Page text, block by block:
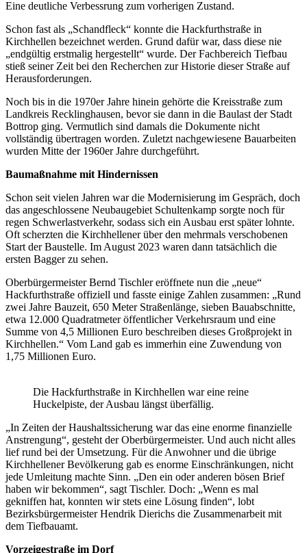
Eine deutliche Verbessrung zum vorherigen Zustand.
Schon fast als „Schandfleck“ konnte die Hackfurthstraße in
Kirchhellen bezeichnet werden. Grund dafür war, dass diese nie
„endgültig erstmalig hergestellt“ wurde. Der Fachbereich Tiefbau
stieß seiner Zeit bei den Recherchen zur Historie dieser Straße auf
Herausforderungen.
Noch bis in die 1970er Jahre hinein gehörte die Kreisstraße zum
Landkreis Recklinghausen, bevor sie dann in die Baulast der Stadt
Bottrop ging. Vermutlich sind damals die Dokumente nicht
vollständig übertragen worden. Zuletzt nachgewiesene Bauarbeiten
wurden Mitte der 1960er Jahre durchgeführt.
Baumaßnahme mit Hindernissen
Schon seit vielen Jahren war die Modernisierung im Gespräch, doch
das angeschlossene Neubaugebiet Schultenkamp sorgte noch für
regen Schwerlastverkehr, sodass sich ein Ausbau erst später lohnte.
Oft scherzten die Kirchhellener über den mehrmals verschobenen
Start der Baustelle. Im August 2023 waren dann tatsächlich die
ersten Bagger zu sehen.
Oberbürgermeister Bernd Tischler eröffnete nun die „neue“
Hackfurthstraße offiziell und fasste einige Zahlen zusammen: „Rund
zwei Jahre Bauzeit, 650 Meter Straßenlänge, sieben Bauabschnitte,
etwa 12.000 Quadratmeter öffentlicher Verkehrsraum und eine
Summe von 4,5 Millionen Euro beschreiben dieses Großprojekt in
Kirchhellen.“ Vom Land gab es immerhin eine Zuwendung von
1,75 Millionen Euro.
Die Hackfurthstraße in Kirchhellen war eine reine
Huckelpiste, der Ausbau längst überfällig.
„In Zeiten der Haushaltssicherung war das eine enorme finanzielle
Anstrengung“, gesteht der Oberbürgermeister. Und auch nicht alles
lief rund bei der Umsetzung. Für die Anwohner und die übrige
Kirchhellener Bevölkerung gab es enorme Einschränkungen, nicht
jede Umleitung machte Sinn. „Den ein oder anderen bösen Brief
haben wir bekommen“, sagt Tischler. Doch: „Wenn es mal
gekniffen hat, konnten wir stets eine Lösung finden“, lobt
Bezirksbürgermeister Hendrik Dierichs die Zusammenarbeit mit
dem Tiefbauamt.
Vorzeigestraße im Dorf